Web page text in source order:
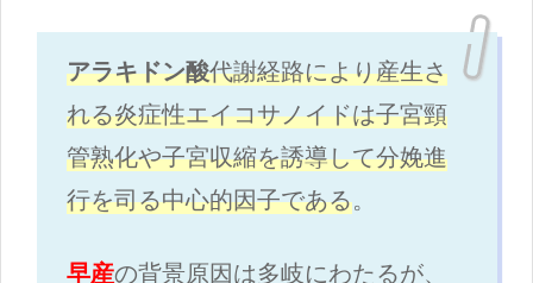
アラキドン酸代謝経路により産生さ
れる炎症性エイコサノイドは子宮頸
管熟化や子宮収縮を誘導して分娩進
行を司る中心的因子である。
早産の背景原因は多岐にわたるが、